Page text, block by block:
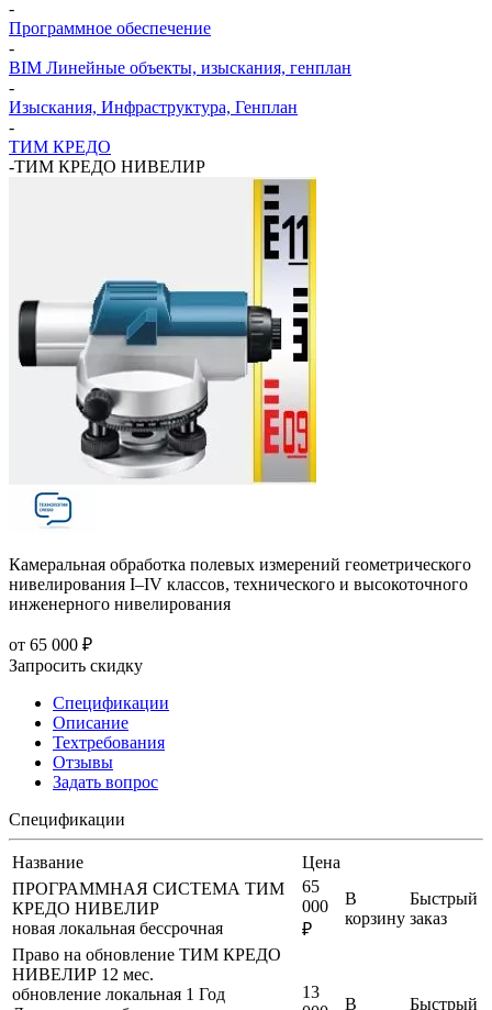
-
Программное обеспечение
-
BIM Линейные объекты, изыскания, генплан
-
Изыскания, Инфраструктура, Генплан
-
ТИМ КРЕДО
-ТИМ КРЕДО НИВЕЛИР
Камеральная обработка полевых измерений геометрического
нивелирования I–IV классов, технического и высокоточного
инженерного нивелирования
от 65 000 ₽
Запросить скидку
Спецификации
Описание
Техтребования
Отзывы
Задать вопрос
Спецификации
Название
Цена
ПРОГРАММНАЯ СИСТЕМА ТИМ
КРЕДО НИВЕЛИР
новая локальная бессрочная
65
000
₽
В
корзину
Быстрый
заказ
Право на обновление ТИМ КРЕДО
НИВЕЛИР 12 мес.
обновление локальная 1 Год
13
В Быстрый